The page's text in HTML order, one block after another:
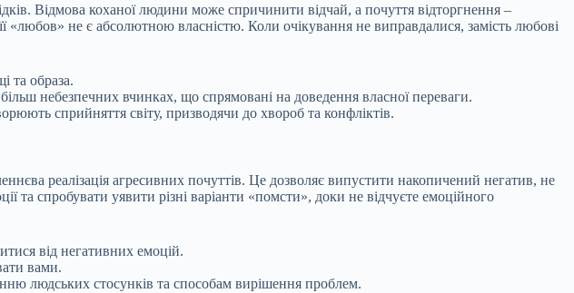
Відмова коханої людини може спричинити відчай, а почуття відторгнення –
не є абсолютною власністю. Коли очікування не виправдалися, замість любові
та образа.
небезпечних вчинках, що спрямовані на доведення власної переваги.
сприйняття світу, призводячи до хвороб та конфліктів.
реалізація агресивних почуттів. Це дозволяє випустити накопичений негатив, не
та спробувати уявити різні варіанти «помсти», доки не відчуєте емоційного
від негативних емоцій.
вами.
людських стосунків та способам вирішення проблем.